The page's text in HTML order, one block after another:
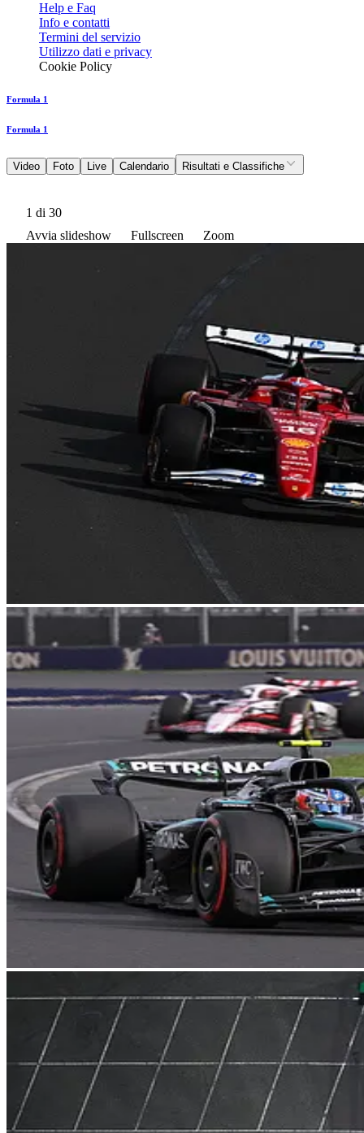
Help e Faq
Info e contatti
Termini del servizio
Utilizzo dati e privacy
Cookie Policy
Formula 1
Formula 1
Video Foto Live Calendario Risultati e Classifiche
1 di 30
Avvia slideshow
Fullscreen Zoom